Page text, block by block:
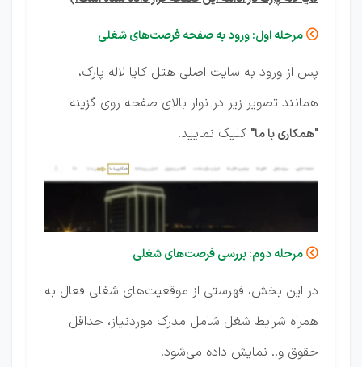
 مرحله اول: ورود به صفحه فرصت‌های شغلی
پس از ورود به سایت اصلی هتل کایا لاله پارک،
همانند تصویر زیر در نوار بالای صفحه روی گزینه
"همکاری با ما" کلیک نمایید.
 مرحله دوم: بررسی فرصت‌های شغلی
در این بخش، فهرستی از موقعیت‌های شغلی فعال به
همراه شرایط شغل شامل مدرک موردنیاز، حداقل
حقوق و.. نمایش داده می‌شود.